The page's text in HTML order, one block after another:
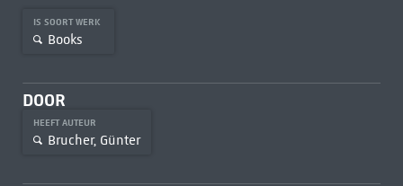
IS SOORT WERK
Books
DOOR
HEEFT AUTEUR
Brucher, Günter